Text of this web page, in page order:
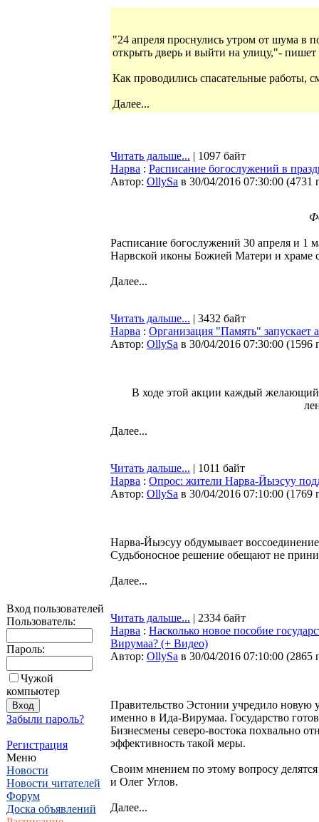
Вход пользователей
Пользователь:
Пароль:
Чужой
компьютер
Забыли пароль?
Регистрация
Меню
Новости
Новости читателей
Форум
Доска объявлений
"24 апреля проснулись утром от шума в
открыть дверь и выйти на улицу,"- пишет
Как проводились спасательные работы,
Далее...
Читать дальше... | 1097 байт
Нарва : Расписание богослужений в
Автор: OllySa в 30/04/2016 07:30:00 (4731
Расписание богослужений 30 апреля и 1
Нарвской иконы Божией Матери и храме
Далее...
Читать дальше... | 3432 байт
Нарва : Организация "Память" запускает
Автор: OllySa в 30/04/2016 07:30:00 (1596
В ходе этой акции каждый желающий
Далее...
Читать дальше... | 1011 байт
Нарва : Опрос: жители Нарва-Йыэсуу
Автор: OllySa в 30/04/2016 07:10:00 (1769
Нарва-Йыэсуу обдумывает
Судьбоносное решение обещают не
Далее...
Читать дальше... | 2334 байт
Нарва : Насколько новое пособие
Вирумаа? (+ Видео)
Автор: OllySa в 30/04/2016 07:10:00 (2865
Правительство Эстонии учредило новую
именно в Ида-Вирумаа. Государство
Бизнесмены северо-востока похвально
эффективность такой меры.
Своим мнением по этому вопросу
и Олег Углов.
Далее...